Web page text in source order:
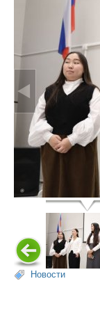
Новости